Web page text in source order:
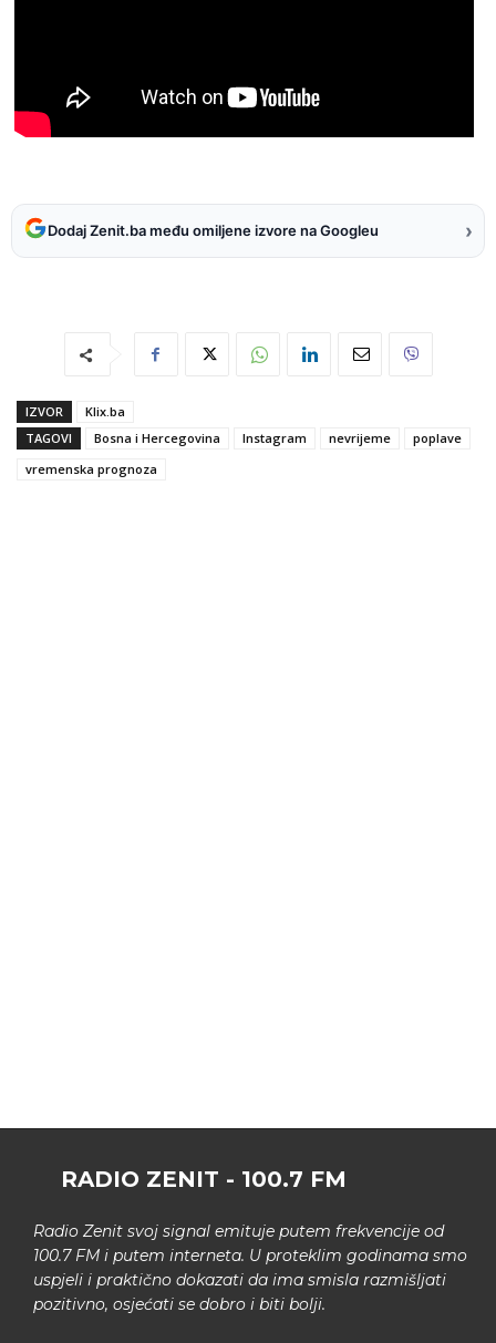
Dodaj Zenit.ba među omiljene izvore na Googleu ›
IZVOR
Klix.ba
TAGOVI
Bosna i Hercegovina Instagram nevrijeme
poplave
vremenska prognoza
RADIO ZENIT - 100.7 FM
Radio Zenit svoj signal emituje putem frekvencije od
100.7 FM i putem interneta. U proteklim godinama smo
uspjeli i praktično dokazati da ima smisla razmišljati
pozitivno, osjećati se dobro i biti bolji.